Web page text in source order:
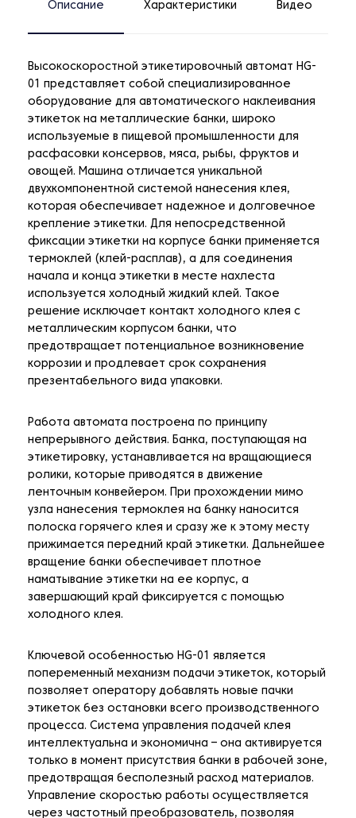
Описание Характеристики Видео
Высокоскоростной этикетировочный автомат HG-
01 представляет собой специализированное
оборудование для автоматического наклеивания
этикеток на металлические банки, широко
используемые в пищевой промышленности для
расфасовки консервов, мяса, рыбы, фруктов и
овощей. Машина отличается уникальной
двухкомпонентной системой нанесения клея,
которая обеспечивает надежное и долговечное
крепление этикетки. Для непосредственной
фиксации этикетки на корпусе банки применяется
термоклей (клей-расплав), а для соединения
начала и конца этикетки в месте нахлеста
используется холодный жидкий клей. Такое
решение исключает контакт холодного клея с
металлическим корпусом банки, что
предотвращает потенциальное возникновение
коррозии и продлевает срок сохранения
презентабельного вида упаковки.
Работа автомата построена по принципу
непрерывного действия. Банка, поступающая на
этикетировку, устанавливается на вращающиеся
ролики, которые приводятся в движение
ленточным конвейером. При прохождении мимо
узла нанесения термоклея на банку наносится
полоска горячего клея и сразу же к этому месту
прижимается передний край этикетки. Дальнейшее
вращение банки обеспечивает плотное
наматывание этикетки на ее корпус, а
завершающий край фиксируется с помощью
холодного клея.
Ключевой особенностью HG-01 является
попеременный механизм подачи этикеток, который
позволяет оператору добавлять новые пачки
этикеток без остановки всего производственного
процесса. Система управления подачей клея
интеллектуальна и экономична – она активируется
только в момент присутствия банки в рабочей зоне,
предотвращая бесполезный расход материалов.
Управление скоростью работы осуществляется
через частотный преобразователь, позволяя